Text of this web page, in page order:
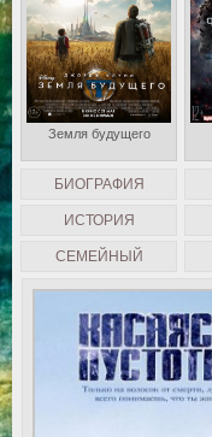
БИОГРАФИЯ
ИСТОРИЯ
СЕМЕЙНЫЙ
Земля будущего